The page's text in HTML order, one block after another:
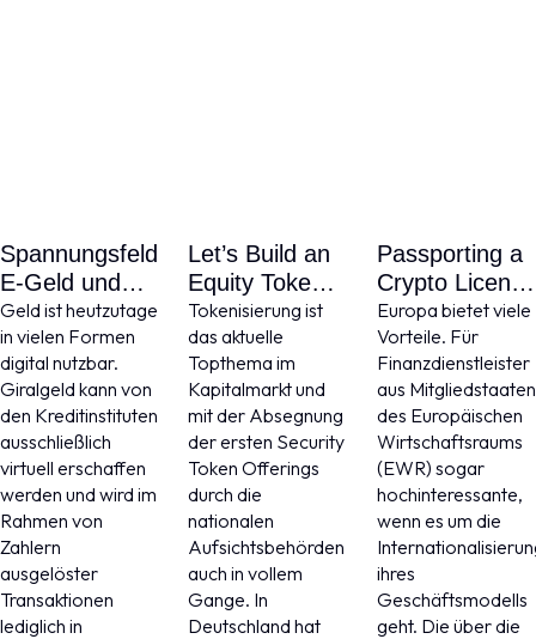
Spannungsfeld
E-Geld und
Kryptowerte –
Ist E-Geld auf
der Blockchain
kein
Kryptowert?
Geld ist heutzutage
in vielen Formen
digital nutzbar.
Giralgeld kann von
den Kreditinstituten
ausschließlich
virtuell erschaffen
werden und wird im
Rahmen von
Zahlern
ausgelöster
Transaktionen
lediglich in
Let’s Build an
Equity Token –
Was spricht
eigentlich
gegen Aktien
auf der
Blockchain?
Tokenisierung ist
das aktuelle
Topthema im
Kapitalmarkt und
mit der Absegnung
der ersten Security
Token Offerings
durch die
nationalen
Aufsichtsbehörden
auch in vollem
Gange. In
Deutschland hat
Passporting a
Crypto License
– Ist das
möglich?
Europa bietet viele
Vorteile. Für
Finanzdienstleister
aus Mitgliedstaaten
des Europäischen
Wirtschaftsraums
(EWR) sogar
hochinteressante,
wenn es um die
ihres
Geschäftsmodells
geht. Die über die